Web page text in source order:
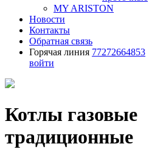
MY ARISTON
Новости
Контакты
Обратная связь
Горячая линия 77272664853
войти
Котлы газовые
традиционные